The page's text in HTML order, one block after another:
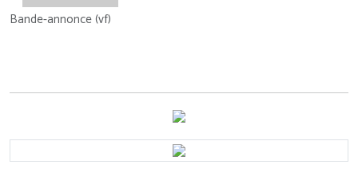
Bande-annonce (vf)